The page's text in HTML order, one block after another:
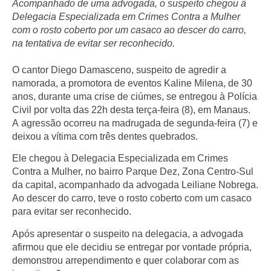
Acompanhado de uma advogada, o suspeito chegou à
Delegacia Especializada em Crimes Contra a Mulher
com o rosto coberto por um casaco ao descer do carro,
na tentativa de evitar ser reconhecido.
O cantor Diego Damasceno, suspeito de agredir a
namorada, a promotora de eventos Kaline Milena, de 30
anos, durante uma crise de ciúmes, se entregou à Polícia
Civil por volta das 22h desta terça-feira (8), em Manaus.
A agressão ocorreu na madrugada de segunda-feira (7) e
deixou a vítima com três dentes quebrados.
Ele chegou à Delegacia Especializada em Crimes
Contra a Mulher, no bairro Parque Dez, Zona Centro-Sul
da capital, acompanhado da advogada Leiliane Nobrega.
Ao descer do carro, teve o rosto coberto com um casaco
para evitar ser reconhecido.
Após apresentar o suspeito na delegacia, a advogada
afirmou que ele decidiu se entregar por vontade própria,
demonstrou arrependimento e quer colaborar com as